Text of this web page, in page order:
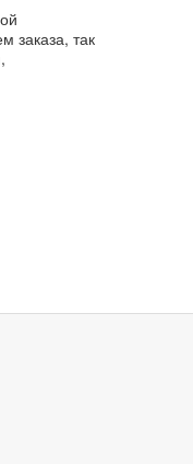
заказа, так